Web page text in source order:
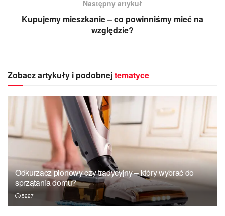
Następny artykuł
Kupujemy mieszkanie – co powinniśmy mieć na
względzie?
Zobacz artykuły i podobnejtematyce
Odkurzacz pionowy czy tradycyjny – który wybrać do
sprzątania domu?
5227